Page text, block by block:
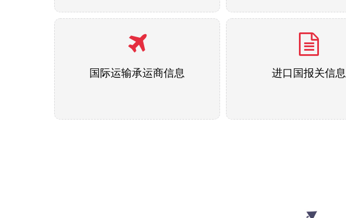
国际运输承运商信息 进口国报关信息